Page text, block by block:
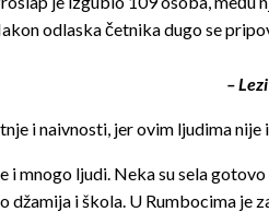
odlaska četnika dugo se
–
i naivnosti, jer ovim ljudima
i mnogo ljudi. Neka su sela
džamija i škola. U Rumbocima je